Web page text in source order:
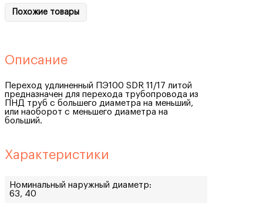
Похожие товары
Описание
Переход удлиненный ПЭ100 SDR 11/17 литой
предназначен для перехода трубопровода из
ПНД труб с большего диаметра на меньший,
или наоборот с меньшего диаметра на
больший.
Характеристики
Номинальный наружный диаметр:
63, 40